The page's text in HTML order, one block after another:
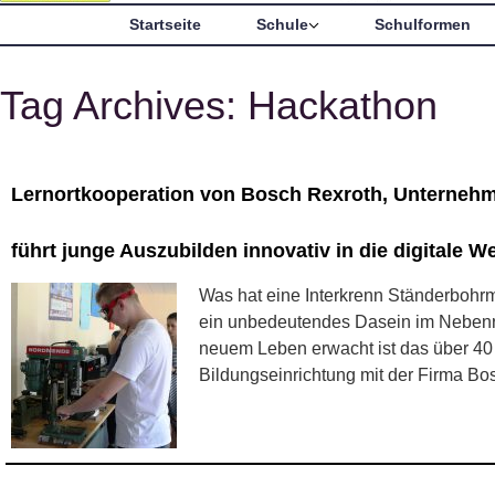
Startseite Schule Schulformen
Tag Archives: Hackathon
Lernortkooperation von Bosch Rexroth,
führt junge Auszubilden innovativ in die digitale
Was hat eine Interkrenn
ein unbedeutendes Dasein im
neuem Leben erwacht ist das über
Bildungseinrichtung mit der Firma